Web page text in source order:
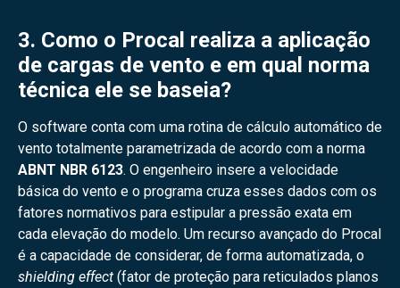
3. Como o Procal realiza a aplicação
de cargas de vento e em qual norma
técnica ele se baseia?
O software conta com uma rotina de cálculo automático de
vento totalmente parametrizada de acordo com a norma
ABNT NBR 6123. O engenheiro insere a velocidade
básica do vento e o programa cruza esses dados com os
fatores normativos para estipular a pressão exata em
cada elevação do modelo. Um recurso avançado do Procal
é a capacidade de considerar, de forma automatizada, o
shielding effect (fator de proteção para reticulados planos